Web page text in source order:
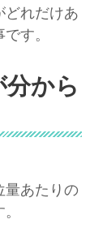
どれだけあ
す。
から
量あたりの